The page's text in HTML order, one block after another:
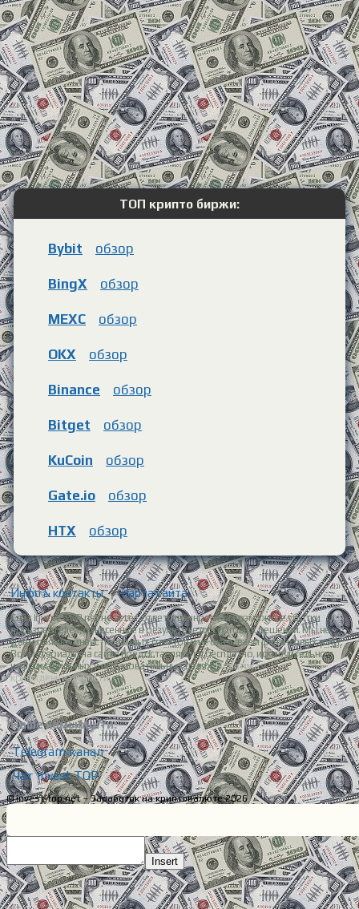
ТОП крипто биржи:
Bybit обзор
BingX обзор
MEXC обзор
OKX обзор
Binance обзор
Bitget обзор
KuCoin обзор
Gate.io обзор
HTX обзор
Инфо & контакты | Карта сайта
Сайт Invest-TOP.net не несет ответственности за возможные убытки
пользователей, понесенные в результате их торговых решений. Мы не
даем прямых инвестиционных советов и не оказываем финансовых услуг.
Все материалы на сайте предоставляются бесплатно, исключительно в
информационных и образовательных целях.Политика
конфиденциальности.
Наше комьюнити:
Telegram канал
Чат Invest TOP
© invest-top.net – Заработок на криптовалюте 2026
Insert